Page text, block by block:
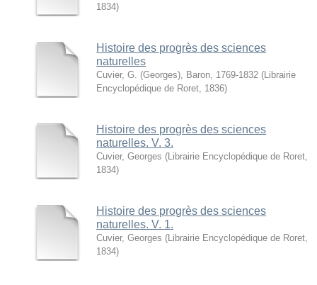
1834)
Histoire des progrès des sciences
naturelles
Cuvier, G. (Georges), Baron, 1769-1832 ( Librairie
Encyclopédique de Roret 1836)
Histoire des progrès des sciences
naturelles. V. 3.
Cuvier, Georges ( Librairie Encyclopédique de Roret
1834)
Histoire des progrès des sciences
naturelles. V. 1.
Cuvier, Georges ( Librairie Encyclopédique de Roret
1834)